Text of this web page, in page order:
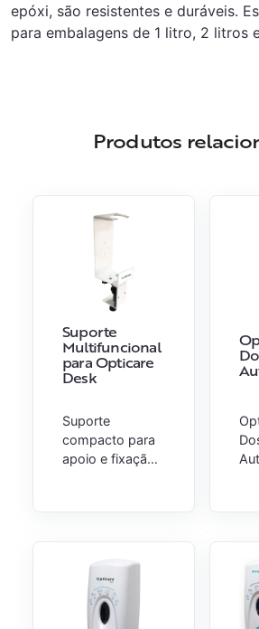
epóxi, são resistentes e duráveis.
para embalagens de 1 litro, 2 litros
Produtos
Suporte
Multifuncional
para Opticare
Desk
Suporte
compacto para
apoio e fixação